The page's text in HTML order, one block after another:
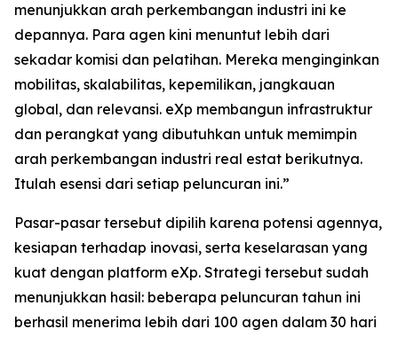
menunjukkan arah perkembangan industri ini ke
depannya. Para agen kini menuntut lebih dari
sekadar komisi dan pelatihan. Mereka menginginkan
mobilitas, skalabilitas, kepemilikan, jangkauan
global, dan relevansi. eXp membangun infrastruktur
dan perangkat yang dibutuhkan untuk memimpin
arah perkembangan industri real estat berikutnya.
Itulah esensi dari setiap peluncuran ini.”
Pasar-pasar tersebut dipilih karena potensi agennya,
kesiapan terhadap inovasi, serta keselarasan yang
kuat dengan platform eXp. Strategi tersebut sudah
menunjukkan hasil: beberapa peluncuran tahun ini
berhasil menerima lebih dari 100 agen dalam 30 hari